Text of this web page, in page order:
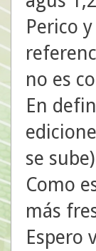
Perico
no es
En
se
Como
más
Espero